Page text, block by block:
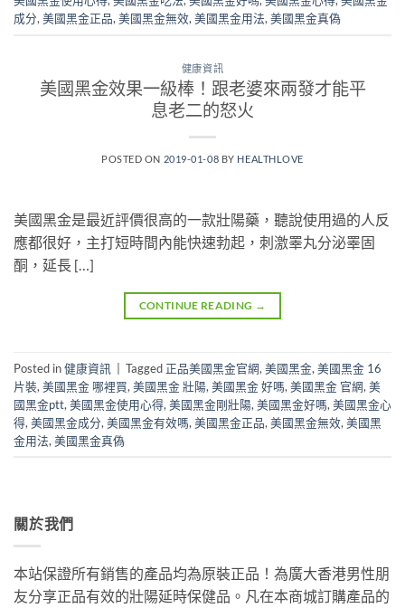
成分, 美國黑金正品, 美國黑金無效, 美國黑金用法, 美國黑金真偽
健康資訊
美國黑金效果一級棒！跟老婆來兩發才能平
息老二的怒火
POSTED ON 2019-01-08 BY HEALTHLOVE
美國黑金是最近評價很高的一款壯陽藥，聽說使用過的人反
應都很好，主打短時間內能快速勃起，刺激睪丸分泌睪固
酮，延長 […]
CONTINUE READING →
Posted in健康資訊 Tagged 正品美國黑金官網, 美國黑金, 美國黑金 16
片裝, 美國黑金 哪裡買, 美國黑金 壯陽, 美國黑金 好嗎, 美國黑金 官網, 美
國黑金ptt, 美國黑金使用心得, 美國黑金剛壯陽, 美國黑金好嗎, 美國黑金心
得, 美國黑金成分, 美國黑金有效嗎, 美國黑金正品, 美國黑金無效, 美國黑
金用法, 美國黑金真偽
關於我們
本站保證所有銷售的產品均為原裝正品！為廣大香港男性朋
友分享正品有效的壯陽延時保健品。凡在本商城訂購產品的